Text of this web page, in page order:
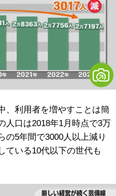
利用者を増やすことは簡
人口は2018年1月時点で3万
の5年間で3000人以上減り
ている10代以下の世代も